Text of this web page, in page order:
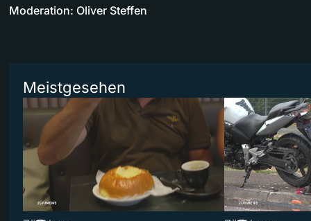
Moderation: Oliver Steffen
Meistgesehen